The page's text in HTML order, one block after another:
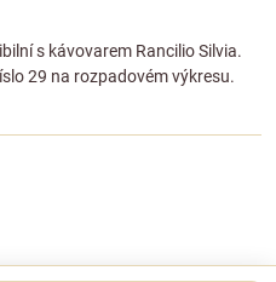
s kávovarem Rancilio Silvia.
29 na rozpadovém výkresu.